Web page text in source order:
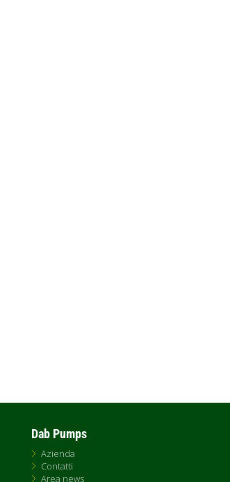
Dab Pumps
Azienda
Contatti
Area news